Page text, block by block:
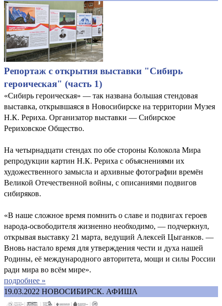
Репортаж с открытия выставки "Сибирь
героическая" (часть 1)
«Сибирь героическая» — так названа большая стендовая
выставка, открывшаяся в Новосибирске на территории Музея
Н.К. Рериха. Организатор выставки — Сибирское
Рериховское Общество.
На четырнадцати стендах по обе стороны Колокола Мира
репродукции картин Н.К. Рериха с объяснениями их
художественного замысла и архивные фотографии времён
Великой Отечественной войны, с описаниями подвигов
сибиряков.
«В наше сложное время помнить о славе и подвигах героев
народа-освободителя жизненно необходимо, — подчеркнул,
открывая выставку 21 марта, ведущий Алексей Цыганков. —
Вновь настало время для утверждения чести и духа нашей
Родины, её международного авторитета, мощи и силы России
ради мира во всём мире».
подробнее »
19.03.2022 НОВОСИБИРСК. АФИША